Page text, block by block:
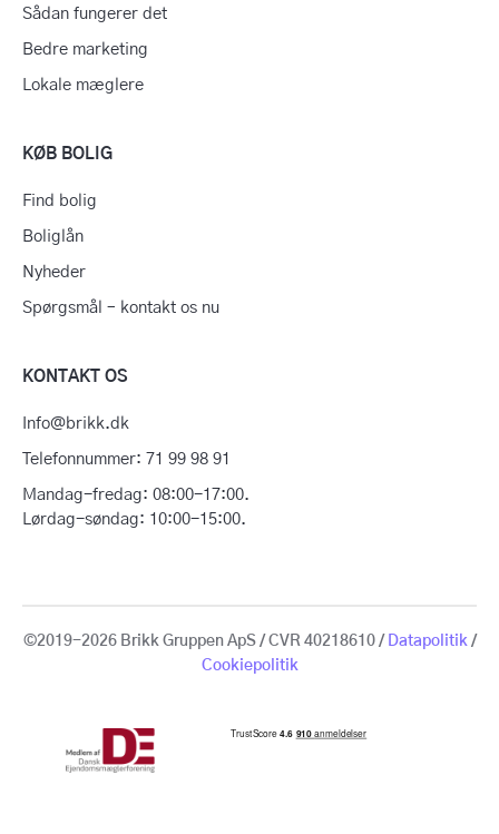
Sådan fungerer det
Bedre marketing
Lokale mæglere
KØB BOLIG
Find bolig
Boliglån
Nyheder
Spørgsmål – kontakt os nu
KONTAKT OS
Info@brikk.dk
Telefonnummer: 71 99 98 91
Mandag-fredag: 08:00-17:00.
Lørdag-søndag: 10:00-15:00.
©2019-2026 Brikk Gruppen ApS / CVR 40218610 / Datapolitik/
Cookiepolitik